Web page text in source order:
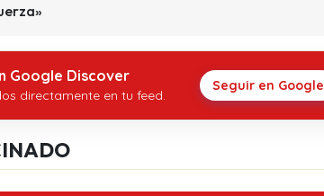
Google Discover
directamente en tu feed.
Seguir en Google